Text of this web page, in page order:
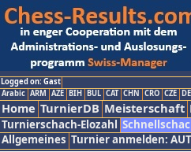
Logged on: Gast
Arabic ARM AZE BIH BUL CAT CHN CRO CZE
Home TurnierDB Meisterschaft
Turnierschach-Elozahl
Allgemeines Turnier anmelden: AUT